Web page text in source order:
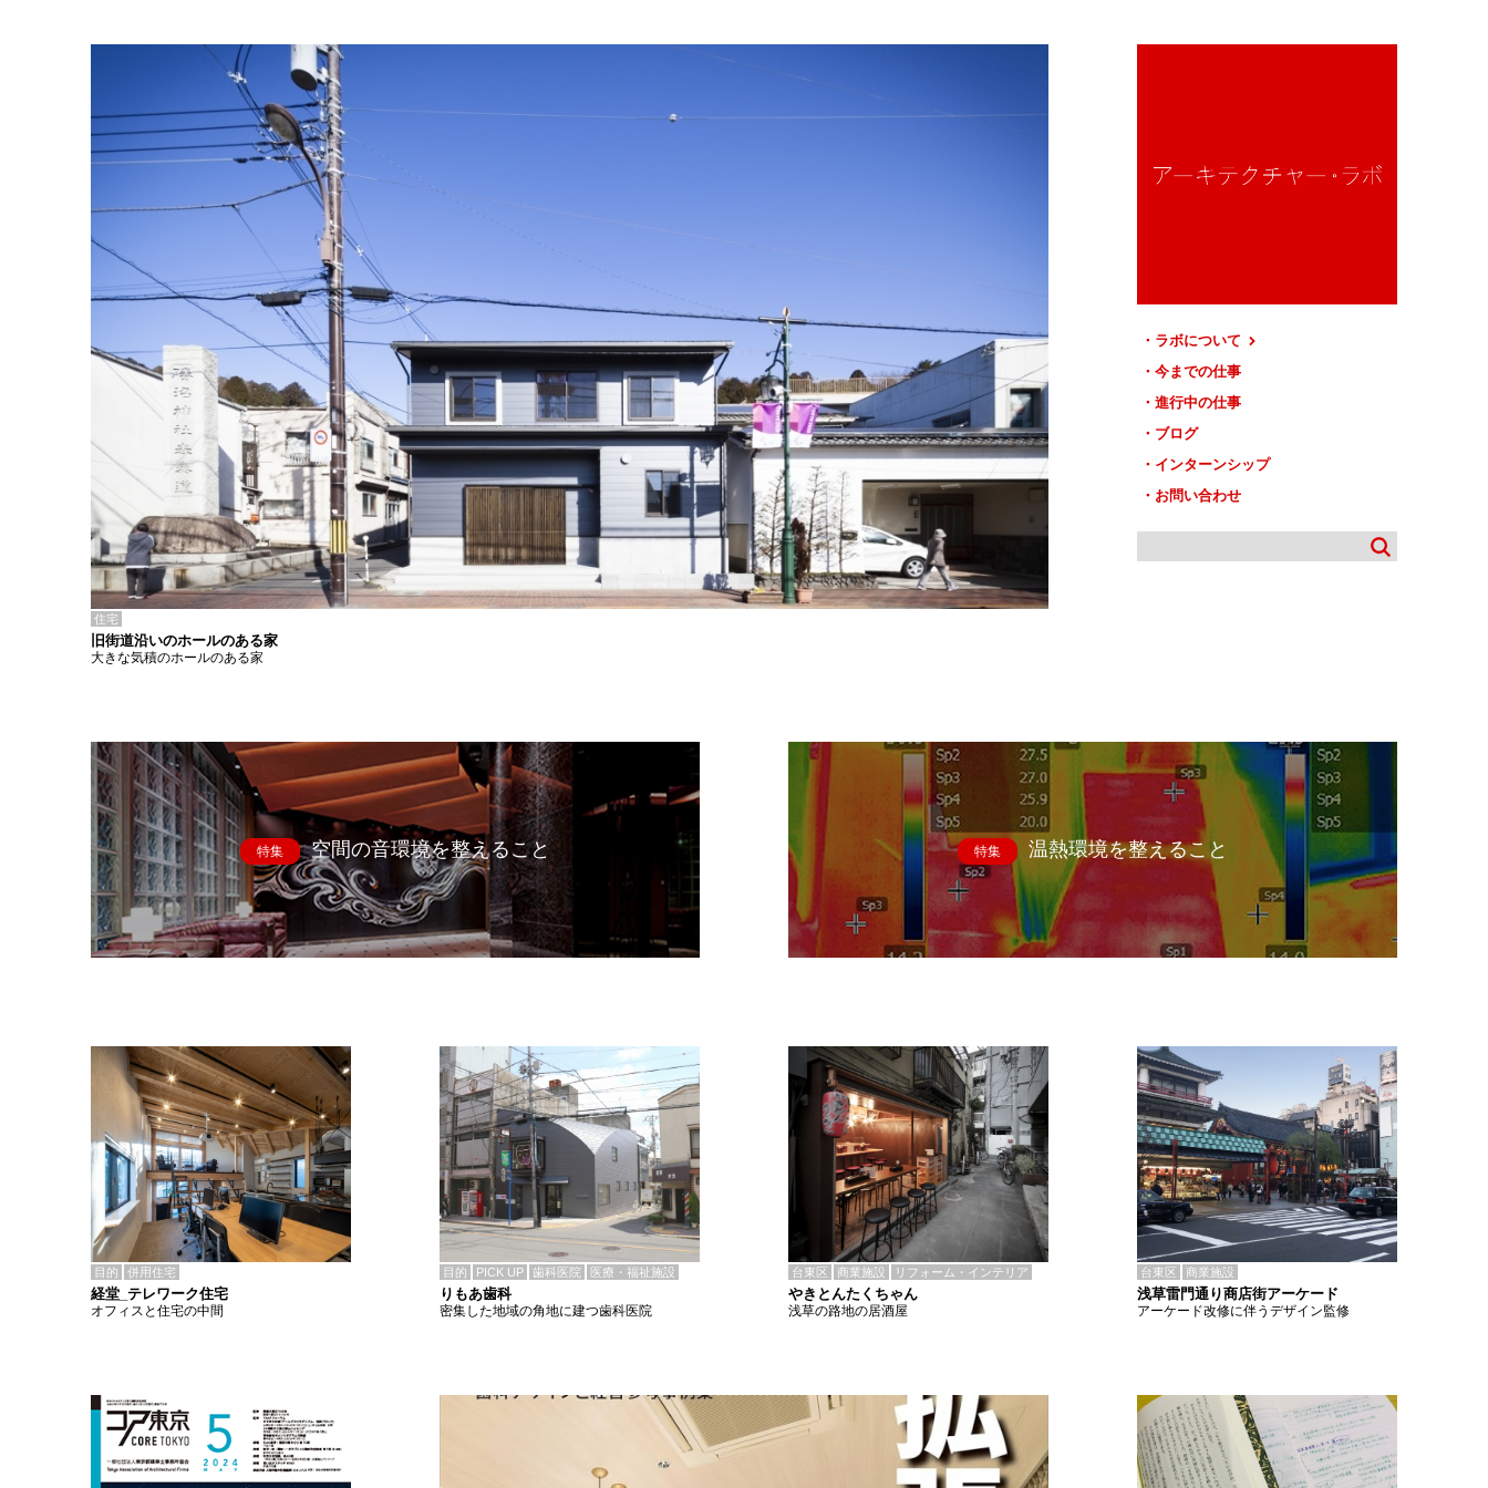
ラボについて
今までの仕事
進行中の仕事
ブログ
インターンシップ
お問い合わせ
住宅
旧街道沿いのホールのある家
大きな気積のホールのある家
特集 空間の音環境を整えること 特集 温熱環境を整えること
目的 併用住宅
経堂_テレワーク住宅
オフィスと住宅の中間
目的 PICK UP 歯科医院 医療・福祉施設
りもあ歯科
密集した地域の角地に建つ歯科医院
台東区 商業施設 リフォーム・インテリア
やきとんたくちゃん
浅草の路地の居酒屋
台東区 商業施設
浅草雷門通り商店街アーケード
アーケード改修に伴うデザイン監修